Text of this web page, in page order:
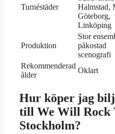
Turnéstäder
Halmstad,
Göteborg,
Linköping
Produktion
Stor
påkostad
scenografi
Rekommenderad
ålder
Oklart
Hur köper jag
till We Will Rock
Stockholm?